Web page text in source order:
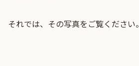
それでは、その写真をご覧ください。